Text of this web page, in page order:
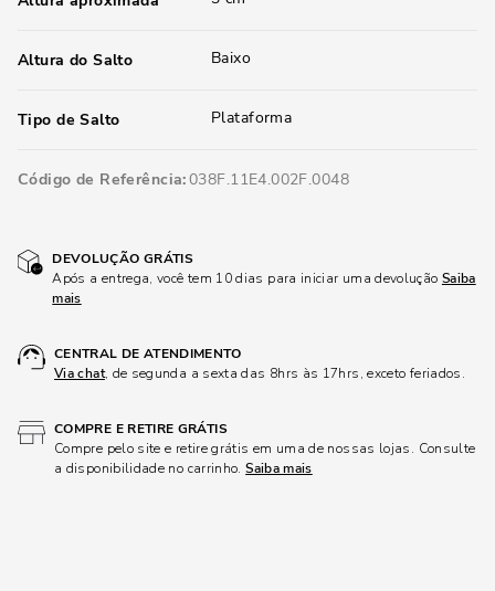
Altura do Salto Baixo
Tipo de Salto Plataforma
Código de Referência 038F.11E4.002F.0048
DEVOLUÇÃO GRÁTIS
Após a entrega, você tem 10 dias para iniciar uma devolução Saiba
mais
CENTRAL DE ATENDIMENTO
Via chat, de segunda a sexta das 8hrs às 17hrs, exceto feriados.
COMPRE E RETIRE GRÁTIS
Compre pelo site e retire grátis em uma de nossas lojas. Consulte
a disponibilidade no carrinho.Saiba mais